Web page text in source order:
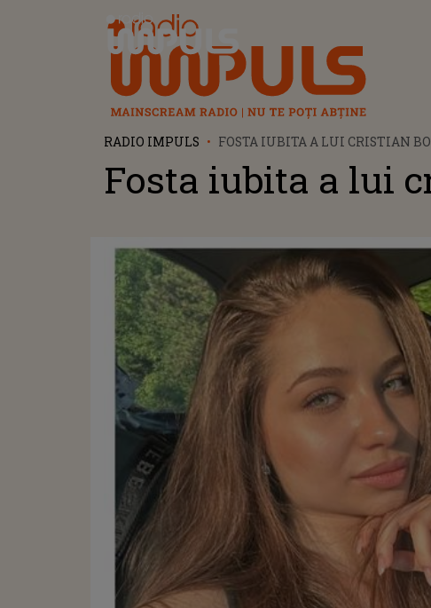
Radio Impuls
RADIO IMPULS FOSTA IUBITA A LUI CRISTIAN
Fosta iubita a lui